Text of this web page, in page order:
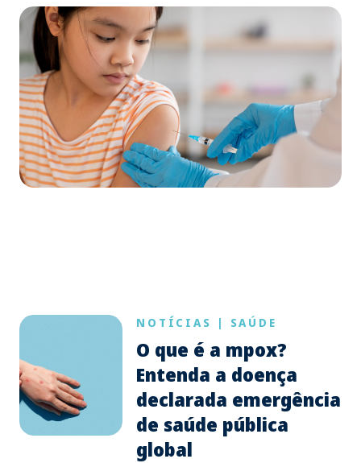
NOTÍCIAS | SAÚDE
O que é a mpox?
Entenda a doença
declarada emergência
de saúde pública
global